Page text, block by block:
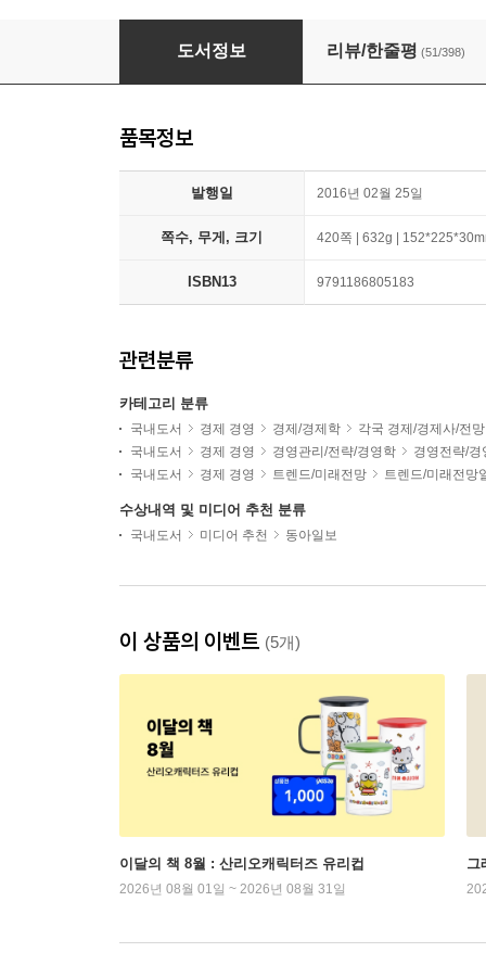
볼드 BOLD
도서정보 리뷰/한줄평 (51/398)
품목정보
발행일 2016년 02월 25일
쪽수, 무게, 크기 420쪽 | 632g |
ISBN13 9791186805183
관련분류
카테고리 분류
국내도서 경제 경영 경제/경제학
각국 경제/경제사/전망
국내도서
경제 경영 경영관리/전략/경영학
경영전략/경
국내도서
경제 경영 트렌드/미래전망 트렌드/미래전망
수상내역 및 미디어 추천 분류
국내도서 미디어 추천 동아일보
이 상품의 이벤트 (5개)
이달의 책 8월 : 산리오캐릭터즈 유리컵
2026년 08월 01일 ~ 2026년 08월 31일
그